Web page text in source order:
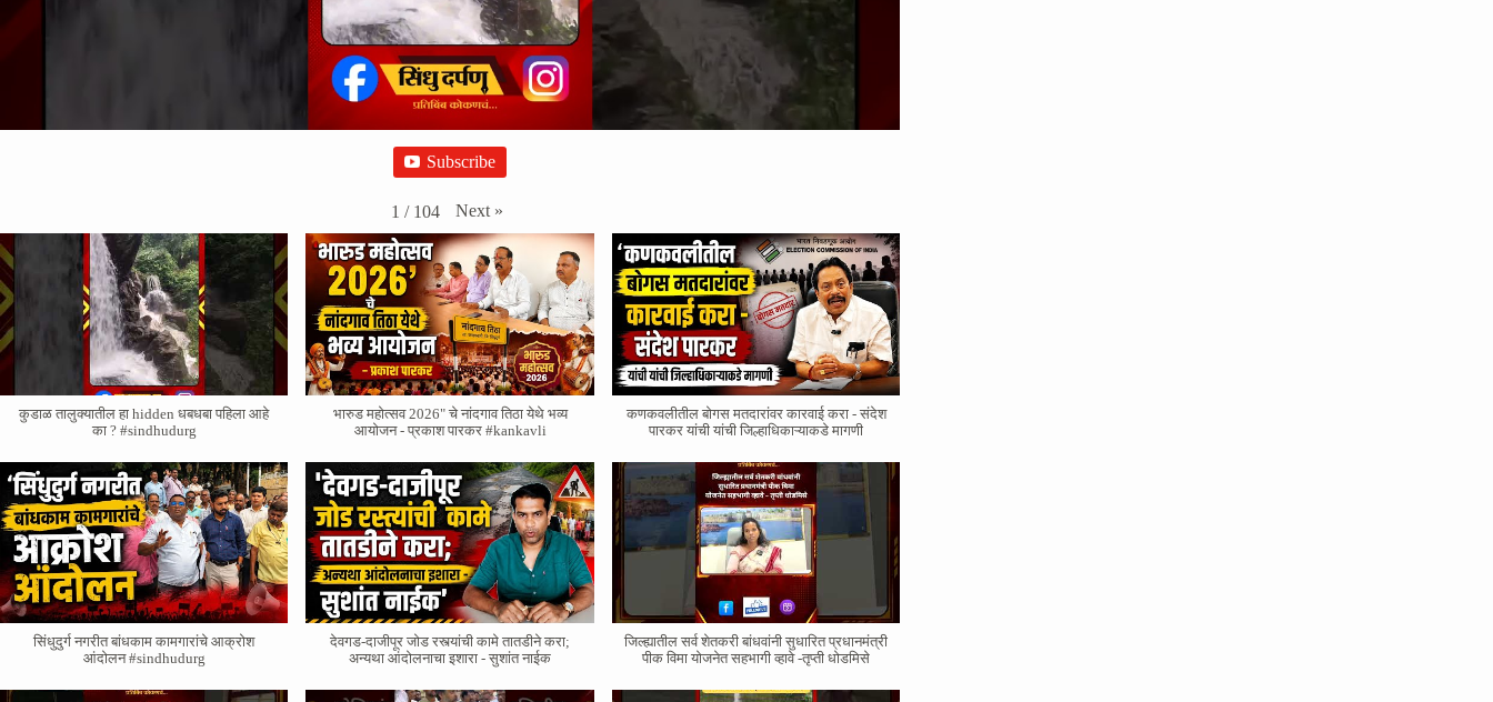
Subscribe
1 / 104 Next »
कुडाळ तालुक्यातील हा hidden धबधबा पहिला आहे
का ? #sindhudurg
भारुड महोत्सव 2026" चे नांदगाव तिठा येथे भव्य
आयोजन - प्रकाश पारकर #kankavli
कणकवलीतील बोगस मतदारांवर‌ कारवाई करा - संदेश
पारकर यांची यांची जिल्हाधिकाऱ्याकडे मागणी
सिंधुदुर्ग नगरीत बांधकाम कामगारांचे आक्रोश
आंदोलन #sindhudurg
देवगड-दाजीपूर जोड रस्त्यांची कामे तातडीने करा;
अन्यथा आंदोलनाचा इशारा - सुशांत नाईक
जिल्ह्यातील सर्व शेतकरी बांधवांनी सुधारित प्रधानमंत्री
पीक विमा योजनेत सहभागी व्हावे -तृप्ती धोडमिसे